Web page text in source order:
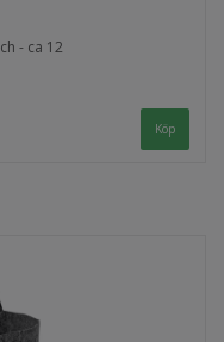
- ca 12